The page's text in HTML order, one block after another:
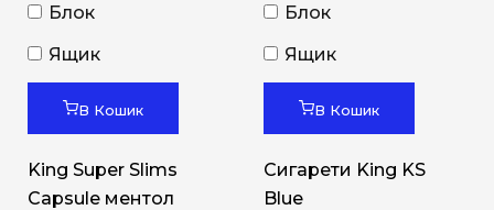
Блок
Ящик
В Кошик
King Super Slims
Capsule ментол
Блок
Ящик
В Кошик
Сигарети King KS
Blue